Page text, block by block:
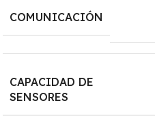
COMUNICACIÓN
CAPACIDAD DE
SENSORES